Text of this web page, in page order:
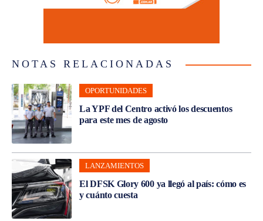
NOTAS RELACIONADAS
OPORTUNIDADES
La YPF del Centro activó los descuentos
para este mes de agosto
LANZAMIENTOS
El DFSK Glory 600 ya llegó al país: cómo es
y cuánto cuesta